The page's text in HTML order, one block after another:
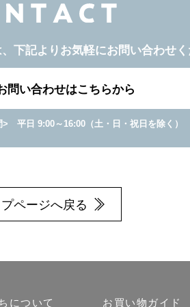
下記よりお気軽にお問い合わせ
問い合わせはこちらから
> 平日 9:00～16:00（土・日・祝日を除く）
プページへ戻る
について お買い物ガイド